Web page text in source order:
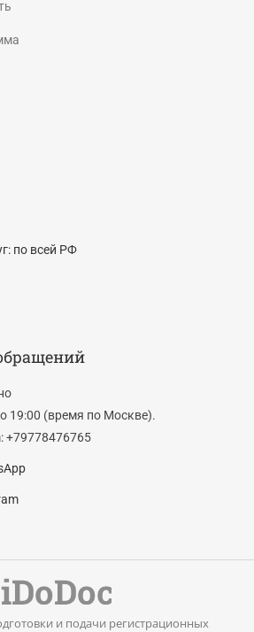
по всей РФ
19:00 (время по Москве).
+79778476765
и подачи регистрационных